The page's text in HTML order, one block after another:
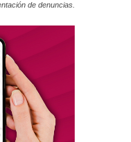
de denuncias.